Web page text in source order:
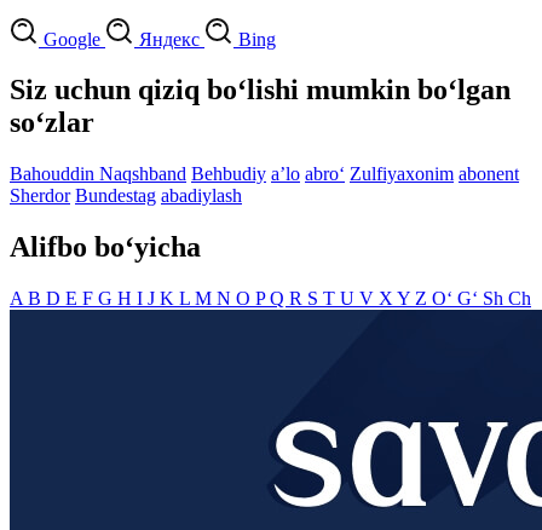
Google Яндекс Bing
Siz uchun qiziq bo‘lishi mumkin bo‘lgan
so‘zlar
Bahouddin Naqshband Behbudiy aʼlo abro‘ Zulfiyaxonim abonent
Sherdor Bundestag abadiylash
Alifbo bo‘yicha
A B D E F G H I J K L M N O PQ R S T U V X Y Z O‘ G‘ Sh Ch